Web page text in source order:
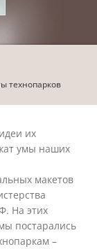
технопарков
их
умы наших
макетов
На этих
постарались
–